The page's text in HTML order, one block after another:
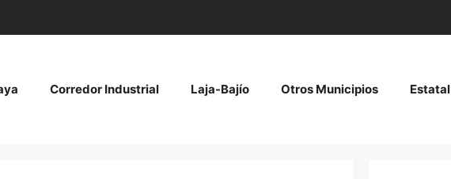
Corredor Industrial Laja-Bajío Otros Municipios Estatal